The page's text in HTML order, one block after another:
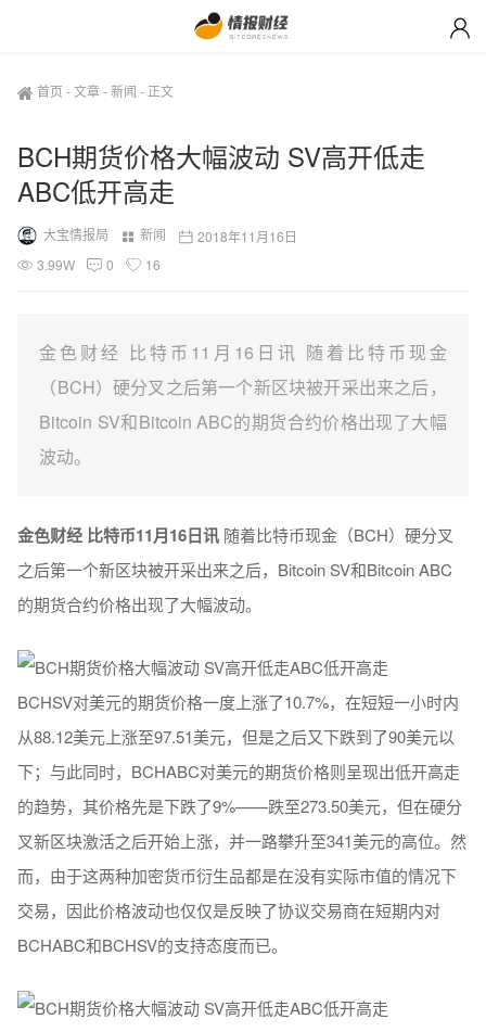
首页 -文章-新闻 - 正文
BCH期货价格大幅波动 SV高开低走
ABC低开高走
大宝情报局 新闻
2018年11月16日
3.99W
0 16
金色财经 比特币11月16日讯 随着比特币现金
（BCH）硬分叉之后第一个新区块被开采出来之后，
Bitcoin SV和Bitcoin ABC的期货合约价格出现了大幅
波动。
金色财经 比特币11月16日讯 随着比特币现金（BCH）硬分叉
之后第一个新区块被开采出来之后，Bitcoin SV和Bitcoin ABC
的期货合约价格出现了大幅波动。
BCHSV对美元的期货价格一度上涨了10.7%，在短短一小时内
从88.12美元上涨至97.51美元，但是之后又下跌到了90美元以
下；与此同时，BCHABC对美元的期货价格则呈现出低开高走
的趋势，其价格先是下跌了9%——跌至273.50美元，但在硬分
叉新区块激活之后开始上涨，并一路攀升至341美元的高位。然
而，由于这两种加密货币衍生品都是在没有实际市值的情况下
交易，因此价格波动也仅仅是反映了协议交易商在短期内对
BCHABC和BCHSV的支持态度而已。